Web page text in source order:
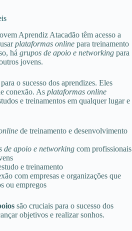
Aprendiz Atacadão têm acesso a
plataformas online para treinamento
há grupos de apoio e networking para
jovens.
o sucesso dos aprendizes. Eles
conexão. As plataformas online
e treinamentos em qualquer lugar e
de treinamento e desenvolvimento
de apoio e networking com profissionais
e treinamento
com empresas e organizações que
ou empregos
são cruciais para o sucesso dos
objetivos e realizar sonhos.